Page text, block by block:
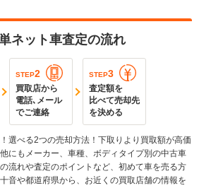
ネット車査定の流れ
STEP2
買取店から
電話､メール
でご連絡
STEP3
査定額を
比べて売却先
を決める
選べる2つの売却方法！下取りより買取額が高価
にもメーカー、車種、ボディタイプ別の中古車
流れや査定のポイントなど、初めて車を売る方
音や都道府県から、お近くの買取店舗の情報を